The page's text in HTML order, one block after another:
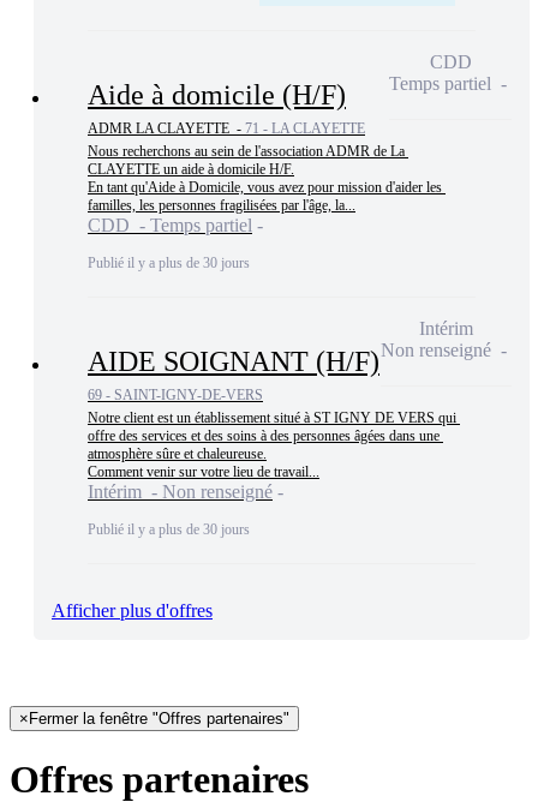
Aide à domicile (H/F)
ADMR LA CLAYETTE - 71 - LA CLAYETTE
Nous recherchons au sein de l'association ADMR de La
CLAYETTE un aide à domicile H/F.
En tant qu'Aide à Domicile, vous avez pour mission d'aider les
familles, les personnes fragilisées par l'âge, la...
CDD - Temps partiel
Publié il y a plus de 30 jours
CDD
Temps partiel
AIDE SOIGNANT (H/F)
69 - SAINT-IGNY-DE-VERS
Notre client est un établissement situé à ST IGNY DE VERS qui
offre des services et des soins à des personnes âgées dans une
atmosphère sûre et chaleureuse.
Comment venir sur votre lieu de travail...
Intérim - Non renseigné
Publié il y a plus de 30 jours
Intérim
Non renseigné
Afficher plus d'offres
× Fermer la fenêtre "Offres partenaires"
Offres partenaires